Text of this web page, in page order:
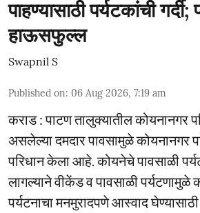
पाहण्यासाठी पर्यटकांची गर्दी;
हाऊसफुल्ल
Swapnil S
Published on: 06 Aug 2026, 7:19 am
कराड : पाटण तालुक्यातील कोयनानगर
असलेल्या दमदार पावसामुळे कोयनानगर
परिधान केला आहे. कोयनेचे पावसाळी
लागल्याने वीकेंड व पावसाळी पर्यटणामुळे
पर्यटनाचा मनमुरादपणे आस्वाद